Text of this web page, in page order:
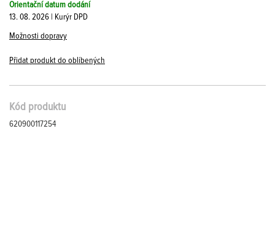
Orientační datum dodání
13. 08. 2026 | Kurýr DPD
Možnosti dopravy
Přidat produkt do oblíbených
Kód produktu
620900117254